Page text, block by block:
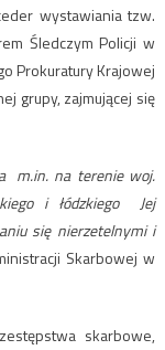
wystawiania tzw.
Śledczym Policji w
Prokuratury Krajowej
grupy, zajmującej się
m.in. na terenie woj.
i łódzkiego Jej
się nierzetelnymi i
Skarbowej w
skarbowe,